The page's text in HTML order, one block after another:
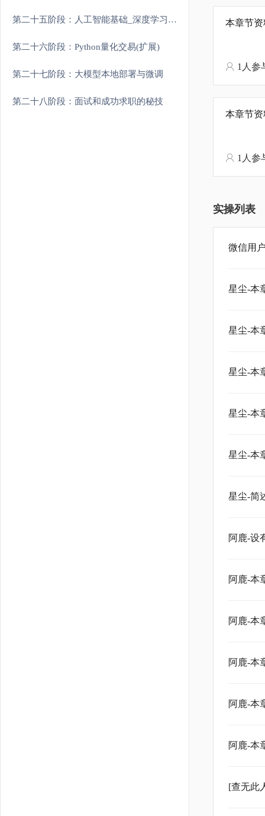
第二十五阶段：人工智能基础_深度学习理论与实战
第二十六阶段：Python量化交易(扩展)
第二十七阶段：大模型本地部署与微调
第二十八阶段：面试和成功求职的秘技
本章节
1人参
本章节
1人参
实操列表
微信用
星尘-本
星尘-本
星尘-本
星尘-本
星尘-本
星尘-简
阿鹿-设
阿鹿-本
阿鹿-本
阿鹿-本
阿鹿-本
阿鹿-本
[查无此